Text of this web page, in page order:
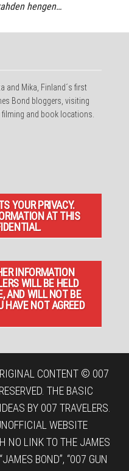
hengen…
and Mika, Finland´s first
Bond bloggers, visiting
filming and book locations.
YOUR PRIVACY.
AT THIS
INFORMATION
WILL BE HELD
AND WILL NOT BE
HAVE NOT AGREED
CONTENT © 007
THE BASIC
BY 007 TRAVELERS.
WEBSITE
NO LINK TO THE JAMES
BOND”, “007 GUN